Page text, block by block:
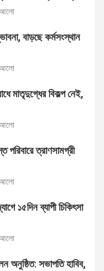
আলো
বাড়ছে কর্মসংস্থান
আলো
মাতৃদুগ্ধের বিকল্প নেই,
আলো
পরিবারে ত্রাণসামগ্রী
আলো
১৫দিন ব্যাপী চিকিৎসা
আলো
অনুষ্ঠিত: সভাপতি হাবিব,